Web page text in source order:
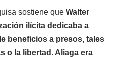
sostiene que Walter
ilícita dedicaba a
beneficios a presos, tales
o la libertad. Aliaga era